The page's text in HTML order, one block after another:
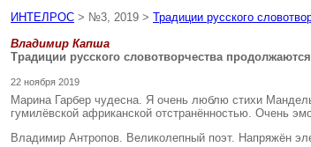
ИНТЕЛРОС > №3, 2019 > Традиции русского
Владимир Капша
Традиции русского словотворчества продолжаются
22 ноября 2019
Марина Гарбер чудесна. Я очень люблю стихи
гумилёвской африканской отстранённостью. Очень
Владимир Антропов. Великолепный поэт. Напряжён